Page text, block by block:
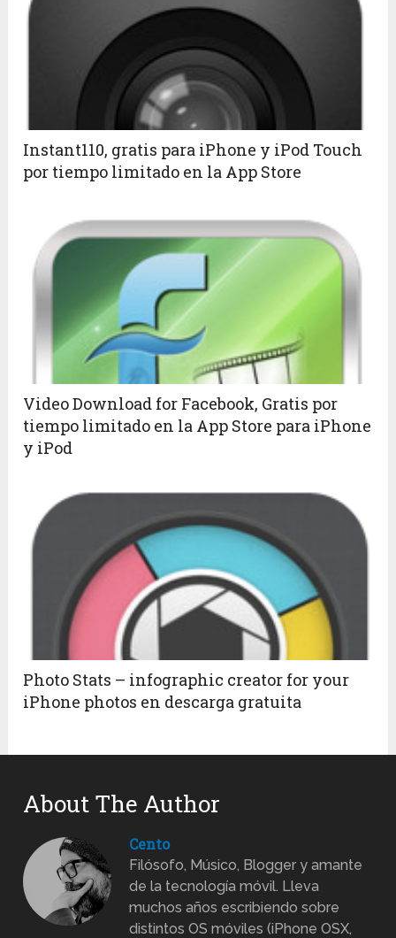
Instant110, gratis para iPhone y iPod Touch
por tiempo limitado en la App Store
Video Download for Facebook, Gratis por
tiempo limitado en la App Store para iPhone
y iPod
Photo Stats – infographic creator for your
iPhone photos en descarga gratuita
About The Author
Cento
Filósofo, Músico, Blogger y amante
de la tecnología móvil. Lleva
muchos años escribiendo sobre
distintos OS móviles (iPhone OSX,